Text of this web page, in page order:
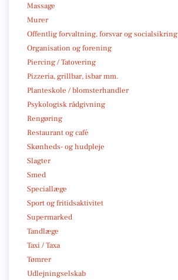
Massage
Murer
Offentlig forvaltning, forsvar og socialsikring
Organisation og forening
Piercing / Tatovering
Pizzeria, grillbar, isbar mm.
Planteskole / blomsterhandler
Psykologisk rådgivning
Rengøring
Restaurant og café
Skønheds- og hudpleje
Slagter
Smed
Speciallæge
Sport og fritidsaktivitet
Supermarked
Tandlæge
Taxi / Taxa
Tømrer
Udlejningselskab